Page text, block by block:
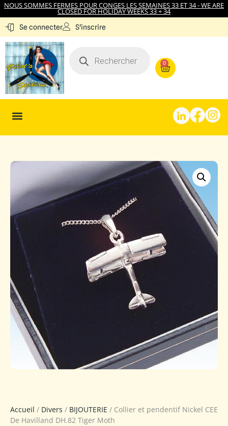
NOUS SOMMES FERMES POUR CONGES LES SEMAINES 33 ET 34 - WE ARE
CLOSED FOR HOLIDAY WEEKS 33 + 34
Se connecter S'inscrire
0
Accueil / Divers / BIJOUTERIE / Collier et pendentif Nickel CEE
De Havilland DH.82 Tiger Moth